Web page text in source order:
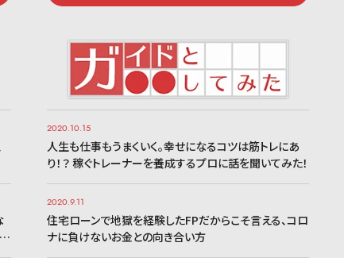
…
2020.10.15
人生も仕事もうまくいく。幸せになるコツは筋トレにあ
り！？ 稼ぐトレーナーを養成するプロに話を聞いてみた！
2020.9.11
住宅ローンで地獄を経験したFPだからこそ言える、コロ
ナに負けないお金との向き合い方